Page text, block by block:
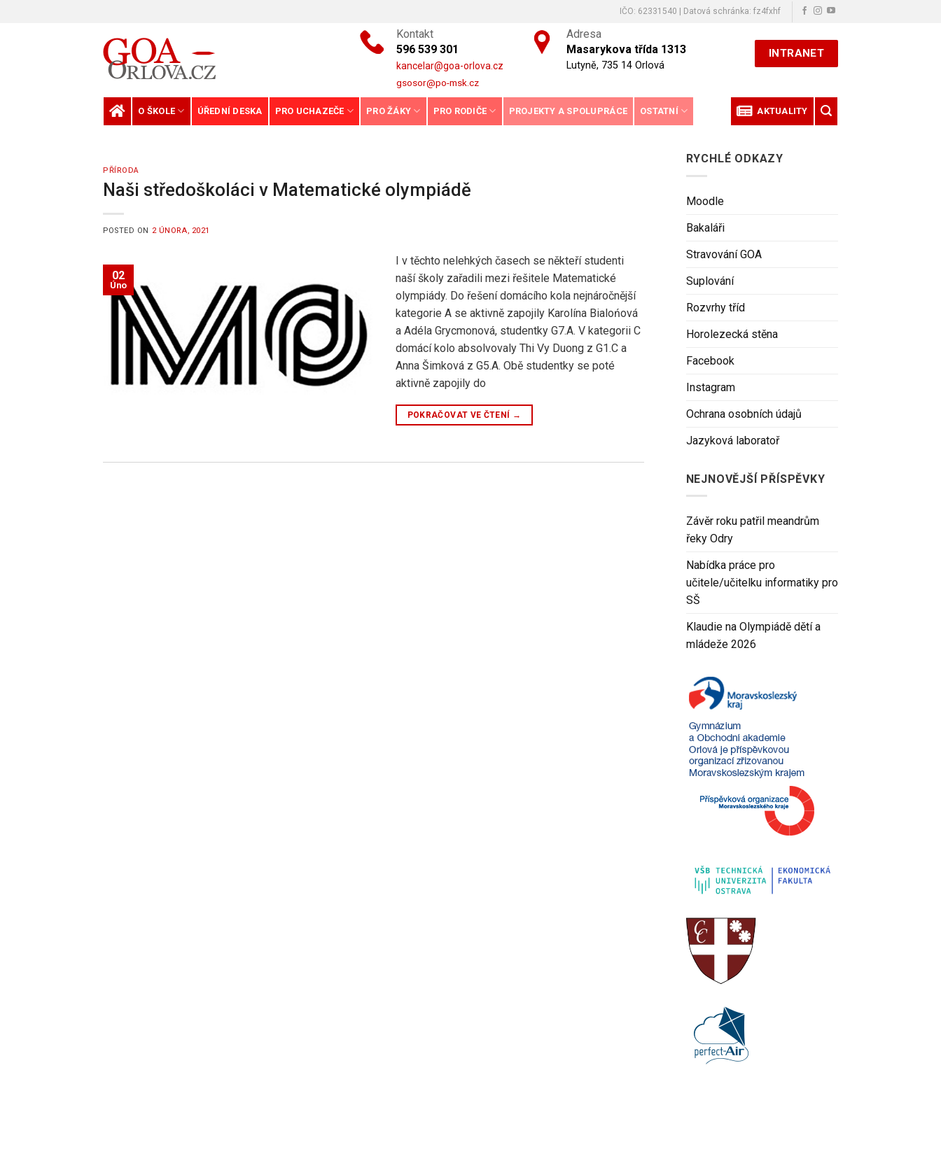
IČO: 62331540 | Datová schránka: fz4fxhf
Kontakt
596 539 301
kancelar@goa-orlova.cz
gsosor@po-msk.cz
Adresa
Masarykova třída 1313
Lutyně, 735 14 Orlová
INTRANET
O ŠKOLE ÚŘEDNÍ DESKA PRO UCHAZEČE PRO ŽÁKY PRO RODIČE PROJEKTY A SPOLUPRÁCE OSTATNÍ AKTUALITY
PŘÍRODA
Naši středoškoláci v Matematické olympiádě
POSTED ON 2 ÚNORA, 2021
02
Úno
I v těchto nelehkých časech se někteří studenti
naší školy zařadili mezi řešitele Matematické
olympiády. Do řešení domácího kola nejnáročnější
kategorie A se aktivně zapojily Karolína Bialońová
a Adéla Grycmonová, studentky G7.A. V kategorii C
domácí kolo absolvovaly Thi Vy Duong z G1.C a
Anna Šimková z G5.A. Obě studentky se poté
aktivně zapojily do
POKRAČOVAT VE ČTENÍ →
RYCHLÉ ODKAZY
Moodle
Bakaláři
Stravování GOA
Suplování
Rozvrhy tříd
Horolezecká stěna
Facebook
Instagram
Ochrana osobních údajů
Jazyková laboratoř
NEJNOVĚJŠÍ PŘÍSPĚVKY
Závěr roku patřil meandrům
řeky Odry
Nabídka práce pro
učitele/učitelku informatiky pro
SŠ
Klaudie na Olympiádě dětí a
mládeže 2026